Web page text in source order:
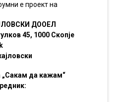
е проект на
ДООЕЛ
45, 1000 Скопје
„Сакам да кажам“